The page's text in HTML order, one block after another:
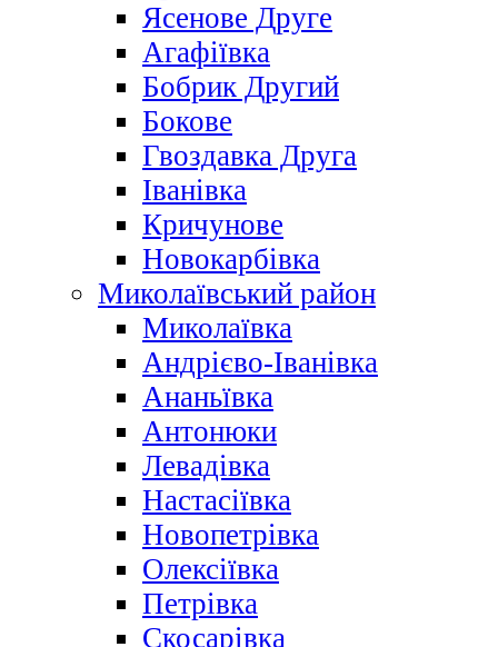
Ясенове Друге
Агафіївка
Бобрик Другий
Бокове
Гвоздавка Друга
Іванівка
Кричунове
Новокарбівка
Миколаївський район
Миколаївка
Андрієво-Іванівка
Ананьївка
Антонюки
Левадівка
Настасіївка
Новопетрівка
Олексіївка
Петрівка
Скосарівка